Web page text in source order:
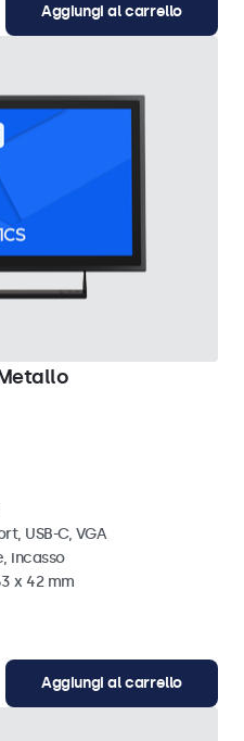
Aggiungi al carrello
USB-C, VGA
incasso
x 42 mm
Aggiungi al carrello